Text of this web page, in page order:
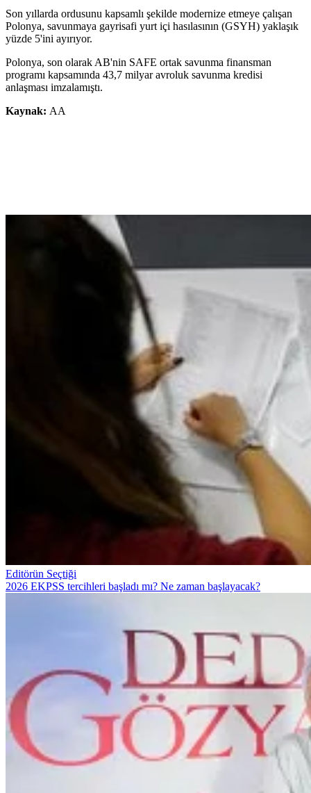
Son yıllarda ordusunu kapsamlı şekilde modernize etmeye çalışan
Polonya, savunmaya gayrisafi yurt içi hasılasının (GSYH) yaklaşık
yüzde 5'ini ayırıyor.
Polonya, son olarak AB'nin SAFE ortak savunma finansman
programı kapsamında 43,7 milyar avroluk savunma kredisi
anlaşması imzalamıştı.
Kaynak: AA
Editörün Seçtiği
2026 EKPSS tercihleri başladı mı? Ne zaman başlayacak?